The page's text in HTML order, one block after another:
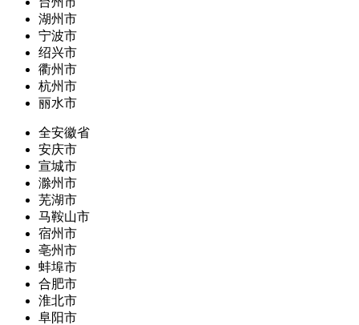
湖州市
宁波市
绍兴市
衢州市
杭州市
丽水市
全安徽省
安庆市
宣城市
滁州市
芜湖市
马鞍山市
宿州市
亳州市
蚌埠市
合肥市
淮北市
阜阳市